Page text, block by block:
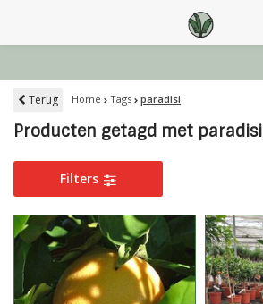
Terug Home Tags paradisi
Producten getagd met paradisi
Filters